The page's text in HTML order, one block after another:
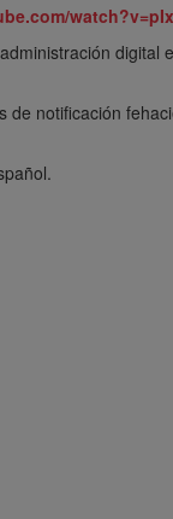
notificación